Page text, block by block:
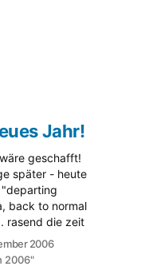
Jahr!
geschafft!
später - heute
"departing
back to normal
rasend die zeit
viel dinge
weder
2006
2006"